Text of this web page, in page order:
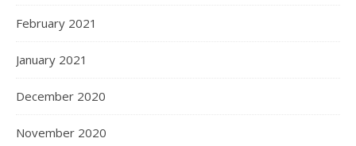
February 2021
January 2021
December 2020
November 2020